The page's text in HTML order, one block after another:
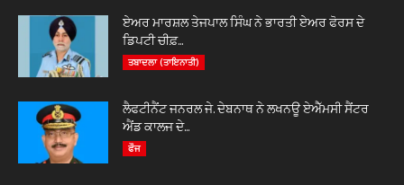
ਏਅਰ ਮਾਰਸ਼ਲ ਤੇਜਪਾਲ ਸਿੰਘ ਨੇ ਭਾਰਤੀ ਏਅਰ ਫੋਰਸ ਦੇ
ਡਿਪਟੀ ਚੀਫ਼...
ਤਬਾਦਲਾ (ਤਾਇਨਾਤੀ)
ਲੈਫਟੀਨੈਂਟ ਜਨਰਲ ਜੇ. ਦੇਬਨਾਥ ਨੇ ਲਖਨਊ ਏਐੱਮਸੀ ਸੈਂਟਰ
ਐਂਡ ਕਾਲਜ ਦੇ...
ਫੌਜ